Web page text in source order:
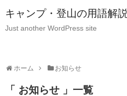
キャンプ・登山の用語解説
Just another WordPress site
ホーム お知らせ
「 お知らせ 」一覧